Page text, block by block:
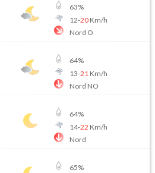
63%
12-20Km/h
Nord O
64%
13-21 Km/h
Nord NO
64%
14-22 Km/h
Nord
65%